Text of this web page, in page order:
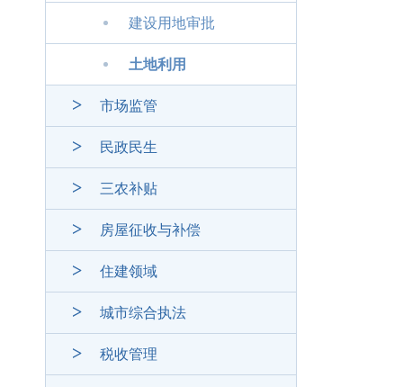
建设用地审批
土地利用
市场监管
民政民生
三农补贴
房屋征收与补偿
住建领域
城市综合执法
税收管理